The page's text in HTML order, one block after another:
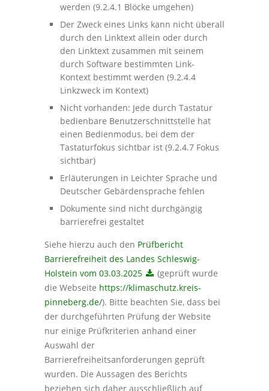
werden (9.2.4.1 Blöcke umgehen)
Der Zweck eines Links kann nicht überall
durch den Linktext allein oder durch
den Linktext zusammen mit seinem
durch Software bestimmten Link-
Kontext bestimmt werden (9.2.4.4
Linkzweck im Kontext)
Nicht vorhanden: Jede durch Tastatur
bedienbare Benutzerschnittstelle hat
einen Bedienmodus, bei dem der
Tastaturfokus sichtbar ist (9.2.4.7 Fokus
sichtbar)
Erläuterungen in Leichter Sprache und
Deutscher Gebärdensprache fehlen
Dokumente sind nicht durchgängig
barrierefrei gestaltet
Siehe hierzu auch den Prüfbericht
Barrierefreiheit des Landes Schleswig-
Holstein vom 03.03.2025
(geprüft wurde
die Webseite https://klimaschutz.kreis-
pinneberg.de/). Bitte beachten Sie, dass bei
der durchgeführten Prüfung der Website
nur einige Prüfkriterien anhand einer
Auswahl der
Barrierefreiheitsanforderungen geprüft
wurden. Die Aussagen des Berichts
beziehen sich daher ausschließlich auf